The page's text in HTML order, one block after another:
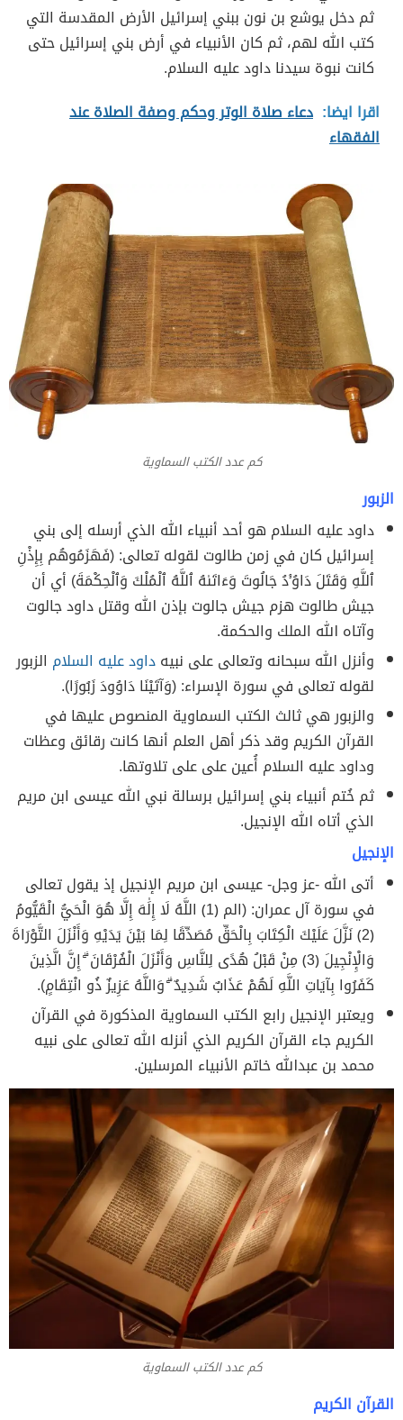
ثم دخل يوشع بن نون ببني إسرائيل الأرض المقدسة التي
كتب الله لهم، ثم كان الأنبياء في أرض بني إسرائيل حتى
كانت نبوة سيدنا داود عليه السلام.
اقرا ايضا: دعاء صلاة الوتر وحكم وصفة الصلاة عند
الفقهاء
كم عدد الكتب السماوية
الزبور
داود عليه السلام هو أحد أنبياء الله الذي أرسله إلى بني
إسرائيل كان في زمن طالوت لقوله تعالى: (فَهَزَمُوهُم بِإِذْنِ
ٱللَّهِ وَقَتَلَ دَاوُۥدُ جَالُوتَ وَءَاتَىٰهُ ٱللَّهُ ٱلْمُلْكَ وَٱلْحِكْمَةَ) أي أن
جيش طالوت هزم جيش جالوت بإذن الله وقتل داود جالوت
وآتاه الله الملك والحكمة.
وأنزل الله سبحانه وتعالى على نبيهداود عليه السلام الزبور
لقوله تعالى في سورة الإسراء: (وَآتَيْنَا دَاوُودَ زَبُورًا).
والزبور هي ثالث الكتب السماوية المنصوص عليها في
القرآن الكريم وقد ذكر أهل العلم أنها كانت رقائق وعظات
وداود عليه السلام أُعين على على تلاوتها.
ثم خُتم أنبياء بني إسرائيل برسالة نبي الله عيسى ابن مريم
الذي أتاه الله الإنجيل.
الإنجيل
أتى الله -عز وجل- عيسى ابن مريم الإنجيل إذ يقول تعالى
في سورة آل عمران: (الم ﴿1﴾ اللَّهُ لَا إِلَٰهَ إِلَّا هُوَ الْحَيُّ الْقَيُّومُ
﴿2﴾ نَزَّلَ عَلَيْكَ الْكِتَابَ بِالْحَقِّ مُصَدِّقًا لِمَا بَيْنَ يَدَيْهِ وَأَنْزَلَ التَّوْرَاةَ
وَالْإِنْجِيلَ ﴿3﴾ مِنْ قَبْلُ هُدًى لِلنَّاسِ وَأَنْزَلَ الْفُرْقَانَ ۗ إِنَّ الَّذِينَ
كَفَرُوا بِآيَاتِ اللَّهِ لَهُمْ عَذَابٌ شَدِيدٌ ۗ وَاللَّهُ عَزِيزٌ ذُو انْتِقَامٍ).
ويعتبر الإنجيل رابع الكتب السماوية المذكورة في القرآن
الكريم جاء القرآن الكريم الذي أنزله الله تعالى على نبيه
محمد بن عبدالله خاتم الأنبياء المرسلين.
كم عدد الكتب السماوية
القرآن الكريم